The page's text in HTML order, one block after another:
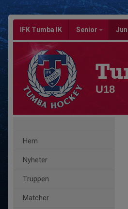
IFK Tumba IK Senior
U18
Hem
Nyheter
Truppen
Matcher